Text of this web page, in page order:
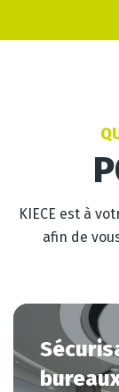
KIECE est à
afin de